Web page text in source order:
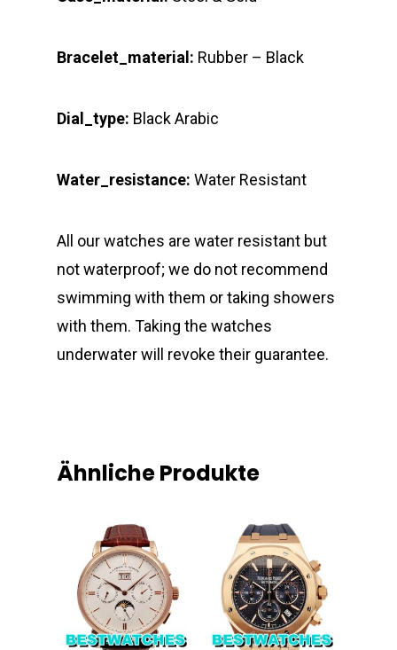
Bracelet_material: Rubber – Black
Dial_type: Black Arabic
Water_resistance: Water Resistant
All our watches are water resistant but
not waterproof; we do not recommend
swimming with them or taking showers
with them. Taking the watches
underwater will revoke their guarantee.
Ähnliche Produkte